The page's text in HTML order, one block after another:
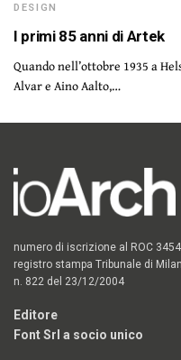
DESIGN
I primi 85 anni di Artek
Quando nell’ottobre 1935 a
Alvar e Aino Aalto,…
numero di iscrizione al ROC
registro stampa Tribunale di
n. 822 del 23/12/2004
Editore
Font Srl a socio unico